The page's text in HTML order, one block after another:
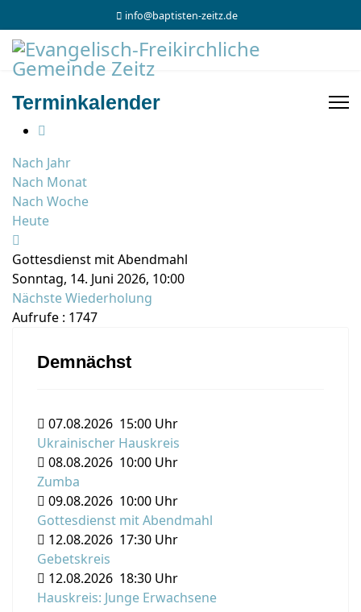
info@baptisten-zeitz.de
Terminkalender
Nach Jahr
Nach Monat
Nach Woche
Heute
Gottesdienst mit Abendmahl
Sonntag, 14. Juni 2026, 10:00
Nächste Wiederholung
Aufrufe : 1747
Demnächst
07.08.2026 15:00 Uhr
Ukrainischer Hauskreis
08.08.2026 10:00 Uhr
Zumba
09.08.2026 10:00 Uhr
Gottesdienst mit Abendmahl
12.08.2026 17:30 Uhr
Gebetskreis
12.08.2026 18:30 Uhr
Hauskreis: Junge Erwachsene